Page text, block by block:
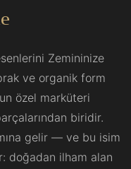
Zemininize
ve organik form
özel marküteri
biridir.
gelir — ve bu isim
doğadan ilham alan